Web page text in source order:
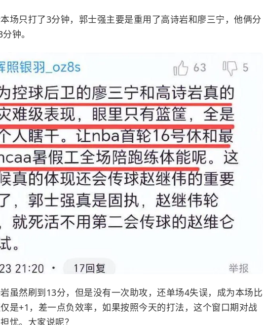
场只打了3分钟，郭士强主要是重用了高诗岩和廖三宁，他俩分
钟。
虽然刷到13分，但是没有一次助攻，还单场4失误，成为本场比
是+1，差一点负效率，如果按照今天的打法，这个窗口期对战
忧。大家说呢？